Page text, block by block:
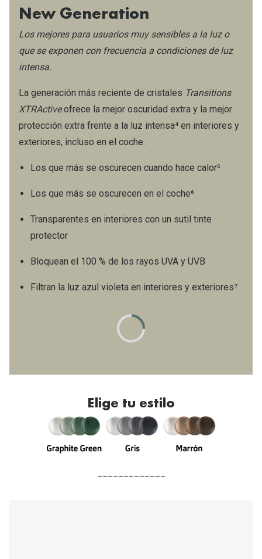
New Generation
Los mejores para usuarios muy sensibles a la luz o
que se exponen con frecuencia a condiciones de luz
intensa.​
La generación más reciente de cristales Transitions
XTRActiveofrece la mejor oscuridad extra y la mejor
protección extra frente a la luz intensa⁴ en interiores y
exteriores, incluso en el coche.​
Los que más se oscurecen cuando hace calor⁵
Los que más se oscurecen en el coche⁶
Transparentes en interiores con un sutil tinte
protector
Bloquean el 100 % de los rayos UVA y UVB
Filtran la luz azul violeta en interiores y exteriores⁷
Elige tu estilo